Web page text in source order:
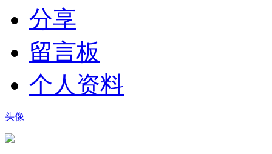
分享
留言板
个人资料
头像